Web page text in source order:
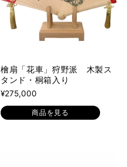
檜扇「花車」狩野派 木製ス
タンド・桐箱入り
¥275,000
商品を見る